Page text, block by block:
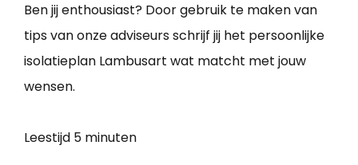
Ben jij enthousiast? Door gebruik te maken van
tips van onze adviseurs schrijf jij het persoonlijke
isolatieplan Lambusart wat matcht met jouw
wensen.
Leestijd 5 minuten